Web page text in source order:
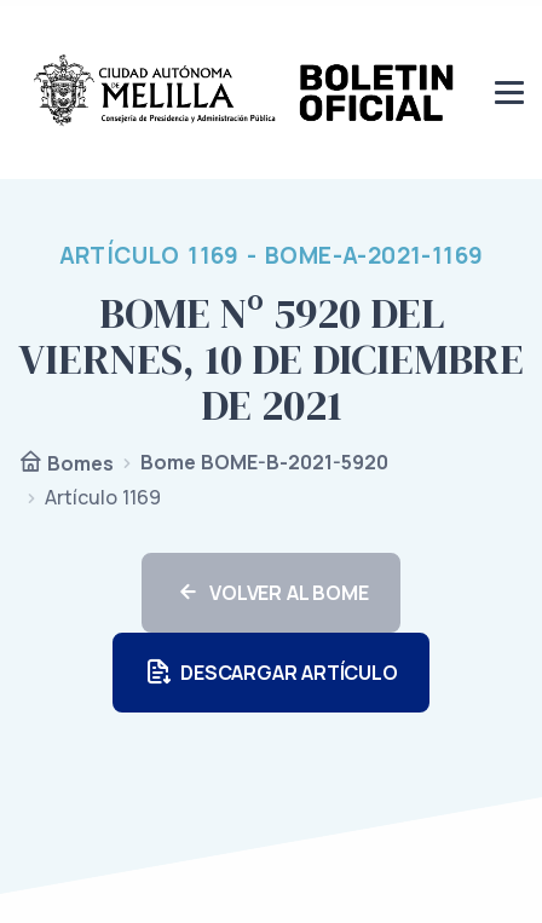
ARTÍCULO 1169 - BOME-A-2021-1169
BOME Nº 5920 DEL
VIERNES, 10 DE DICIEMBRE
DE 2021
Bomes
Bome BOME-B-2021-5920
Artículo 1169
VOLVER AL BOME
DESCARGAR ARTÍCULO